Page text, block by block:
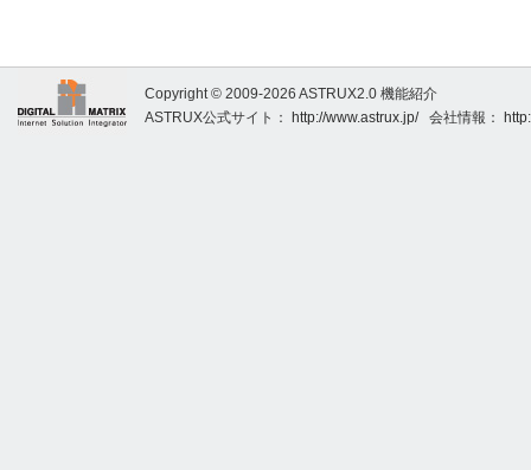
Copyright © 2009-2026 ASTRUX2.0 機能紹介
ASTRUX公式サイト：
http://www.astrux.jp/会社情報：